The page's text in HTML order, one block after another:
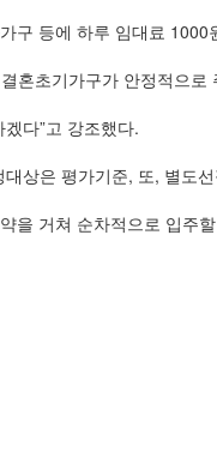
구 등에 하루 임대료
초기가구가 안정적으
다”고 강조했다.
상은 평가기준, 또, 별도
을 거쳐 순차적으로 입주